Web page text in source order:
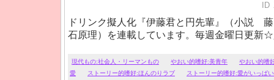
ID
ドリンク擬人化『伊藤君と円先輩』（小
石原理）を連載しています。毎週金曜日更
現代もの:社会人・リーマンもの やおい的嗜好:美青年
やおい的嗜
愛
ストーリー的嗜好:ほんのりラブ
ストーリー的嗜好:愛がいっぱい